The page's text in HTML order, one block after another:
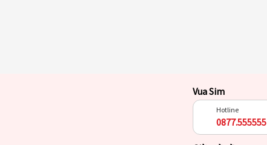
Vua Sim
Hotline
0877.555555